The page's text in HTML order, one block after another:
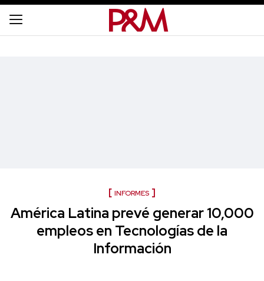
INFORMES
América Latina prevé generar 10,000
empleos en Tecnologías de la
Información